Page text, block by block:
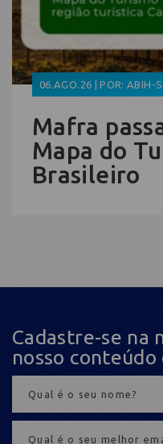
06.AGO.26 | POR: ABIH-
Mafra
Mapa do
Brasileiro
Cadastre-se na
nosso